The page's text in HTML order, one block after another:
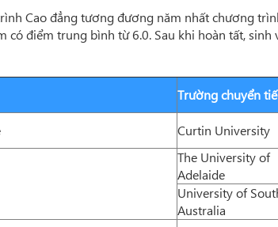
Cao đẳng tương đương năm nhất chương
có điểm trung bình từ 6.0. Sau khi hoàn tất,
Trường chuyển
Curtin University
The University of
Adelaide
University of
Australia